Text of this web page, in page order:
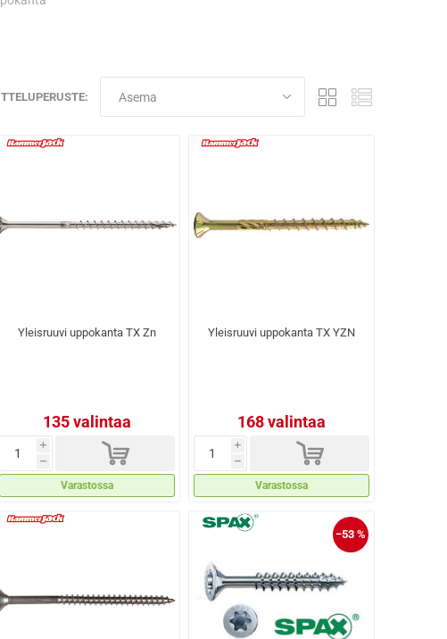
Yleisruuvi uppokanta TX Zn
135 valintaa
i
h d
Varastossa
Yleisruuvi uppokanta TX YZN
168 valintaa
i
h d
Varastossa
−53 %